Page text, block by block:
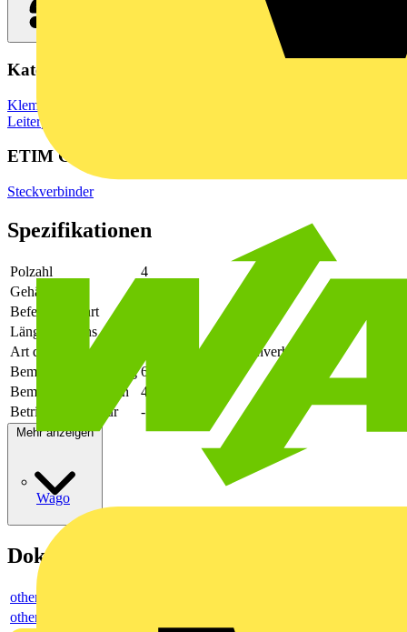
Wago
Kategorien
Klemmen, Steckverbinder & Verbindungselemente
Leiterplattensteckverbinder
ETIM Group
Steckverbinder
Spezifikationen
Polzahl
4
Gehäusefarbe
Befestigungsart
Länge des Pins
Art der Verbindung
flexibler Leiterplattenverbinder
Bemessungsspannung 630
Bemessungsstrom In
41
Betriebstemperatur
-50 - 130
Mehr anzeigen
Dokumente
others
others